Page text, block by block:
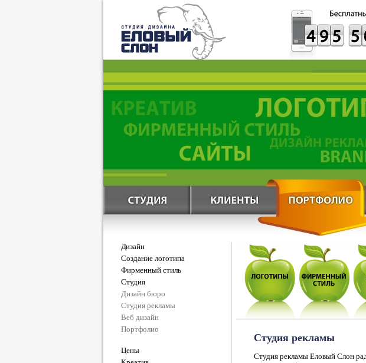
Дизайн
Создание логотипа
Фирменный стиль
Студия
Дизайн бюро
Студия рекламы
Веб дизайн
Портфолио
Цены
Студия рекламы
Студия рекламы Еловый Слон